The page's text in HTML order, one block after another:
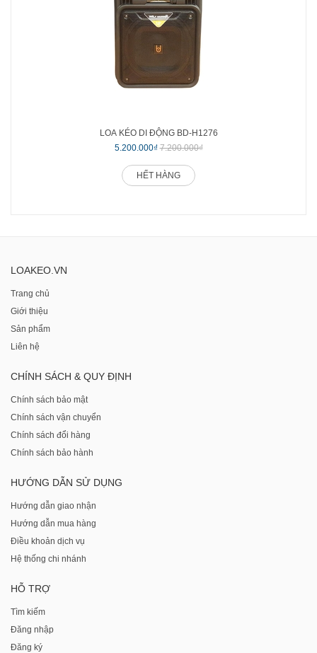
LOA KÉO DI ĐỘNG BD-H1276
5.200.000₫ 7.200.000₫
HẾT HÀNG
LOAKEO.VN
Trang chủ
Giới thiệu
Sản phẩm
Liên hệ
CHÍNH SÁCH & QUY ĐỊNH
Chính sách bảo mật
Chính sách vận chuyển
Chính sách đổi hàng
Chính sách bảo hành
HƯỚNG DẪN SỬ DỤNG
Hướng dẫn giao nhận
Hướng dẫn mua hàng
Điều khoản dịch vụ
Hệ thống chi nhánh
HỖ TRỢ
Tìm kiếm
Đăng nhập
Đăng ký